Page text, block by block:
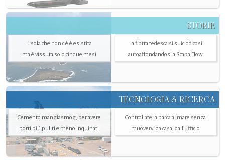
STORIE
L’isola che non c'è è esistita
ma è vissuta solo cinque mesi
La flotta tedesca si suicidò così
autoaffondandosi a Scapa Flow
TECNOLOGIA & RICERCA
Cemento mangiasmog, per avere
porti più puliti e meno inquinati
Controllate la barca al mare senza
muovervi da casa, dall’ufficio